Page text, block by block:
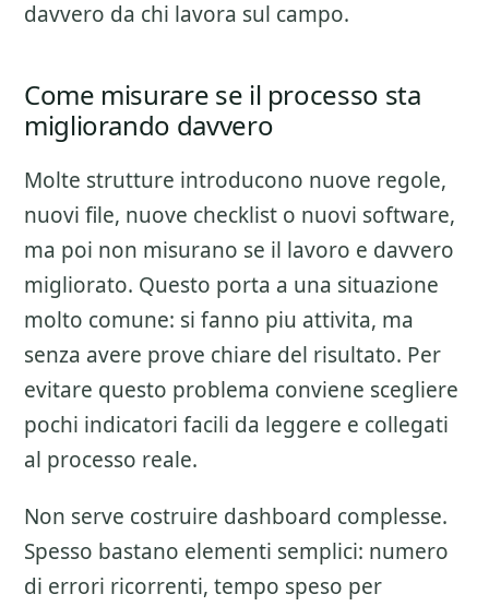
davvero da chi lavora sul campo.
Come misurare se il processo sta
migliorando davvero
Molte strutture introducono nuove regole,
nuovi file, nuove checklist o nuovi software,
ma poi non misurano se il lavoro e davvero
migliorato. Questo porta a una situazione
molto comune: si fanno piu attivita, ma
senza avere prove chiare del risultato. Per
evitare questo problema conviene scegliere
pochi indicatori facili da leggere e collegati
al processo reale.
Non serve costruire dashboard complesse.
Spesso bastano elementi semplici: numero
di errori ricorrenti, tempo speso per